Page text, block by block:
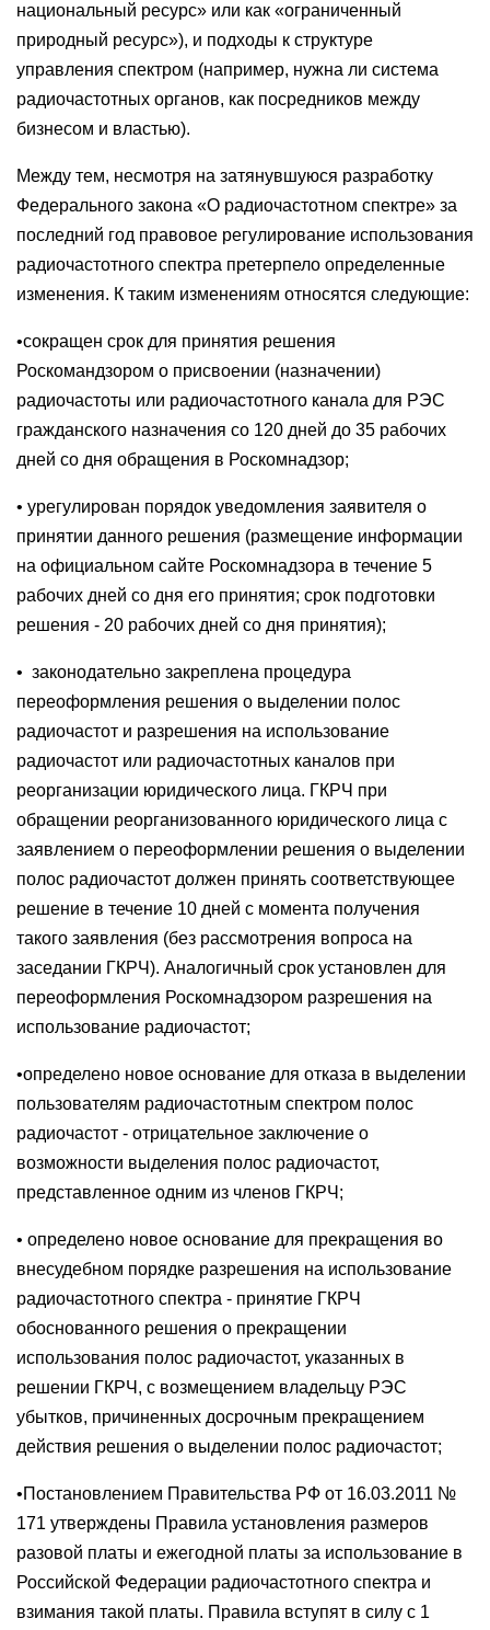
национальный ресурс» или как «ограниченный
природный ресурс»), и подходы к структуре
управления спектром (например, нужна ли система
радиочастотных органов, как посредников между
бизнесом и властью).
Между тем, несмотря на затянувшуюся разработку
Федерального закона «О радиочастотном спектре» за
последний год правовое регулирование использования
радиочастотного спектра претерпело определенные
изменения. К таким изменениям относятся следующие:
•сокращен срок для принятия решения
Роскомандзором о присвоении (назначении)
радиочастоты или радиочастотного канала для РЭС
гражданского назначения со 120 дней до 35 рабочих
дней со дня обращения в Роскомнадзор;
• урегулирован порядок уведомления заявителя о
принятии данного решения (размещение информации
на официальном сайте Роскомнадзора в течение 5
рабочих дней со дня его принятия; срок подготовки
решения - 20 рабочих дней со дня принятия);
• законодательно закреплена процедура
переоформления решения о выделении полос
радиочастот и разрешения на использование
радиочастот или радиочастотных каналов при
реорганизации юридического лица. ГКРЧ при
обращении реорганизованного юридического лица с
заявлением о переоформлении решения о выделении
полос радиочастот должен принять соответствующее
решение в течение 10 дней с момента получения
такого заявления (без рассмотрения вопроса на
заседании ГКРЧ). Аналогичный срок установлен для
переоформления Роскомнадзором разрешения на
использование радиочастот;
•определено новое основание для отказа в выделении
пользователям радиочастотным спектром полос
радиочастот - отрицательное заключение о
возможности выделения полос радиочастот,
представленное одним из членов ГКРЧ;
• определено новое основание для прекращения во
внесудебном порядке разрешения на использование
радиочастотного спектра - принятие ГКРЧ
обоснованного решения о прекращении
использования полос радиочастот, указанных в
решении ГКРЧ, с возмещением владельцу РЭС
убытков, причиненных досрочным прекращением
действия решения о выделении полос радиочастот;
•Постановлением Правительства РФ от 16.03.2011 №
171 утверждены Правила установления размеров
разовой платы и ежегодной платы за использование в
Российской Федерации радиочастотного спектра и
взимания такой платы. Правила вступят в силу с 1